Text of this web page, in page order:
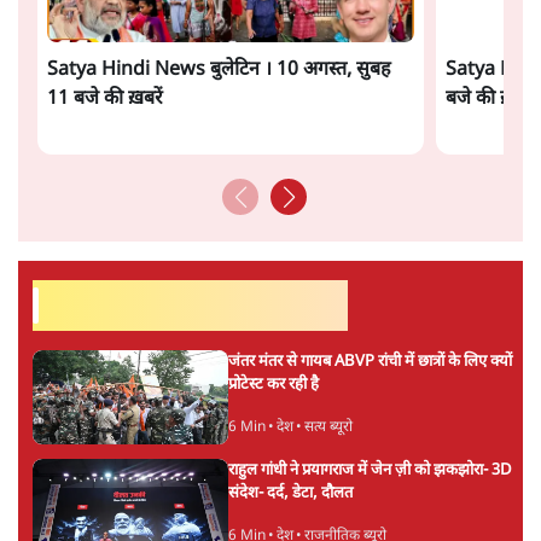
की और स्टोरी पढ़ें
अगली खबर लोड हो रही है...
ताजा खबरें